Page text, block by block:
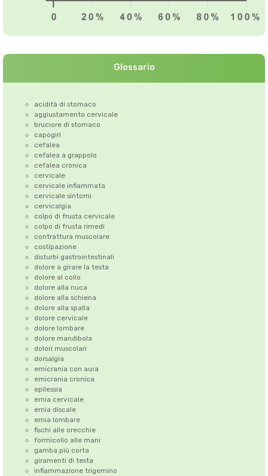
Glossario
acidità di stomaco
aggiustamento cervicale
bruciore di stomaco
capogiri
cefalea
cefalea a grappolo
cefalea cronica
cervicale
cervicale infiammata
cervicale sintomi
cervicalgia
colpo di frusta cervicale
colpo di frusta rimedi
contrattura muscolare
costipazione
disturbi gastrointestinali
dolore a girare la testa
dolore al collo
dolore alla nuca
dolore alla schiena
dolore alla spalla
dolore cervicale
dolore lombare
dolore mandibola
dolori muscolari
dorsalgia
emicrania con aura
emicrania cronica
epilessia
ernia cervicale
ernia discale
ernia lombare
fischi alle orecchie
formicolio alle mani
gamba più corta
giramenti di testa
infiammazione trigemino